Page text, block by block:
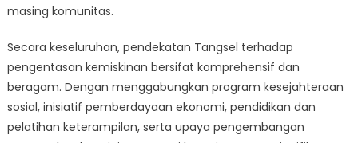
masing komunitas.
Secara keseluruhan, pendekatan Tangsel terhadap
pengentasan kemiskinan bersifat komprehensif dan
beragam. Dengan menggabungkan program kesejahteraan
sosial, inisiatif pemberdayaan ekonomi, pendidikan dan
pelatihan keterampilan, serta upaya pengembangan